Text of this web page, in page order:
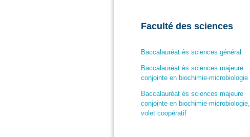
Faculté des sciences
Baccalauréat ès sciences général
Baccalauréat ès sciences majeure
conjointe en biochimie-microbiologie
Baccalauréat ès sciences majeure
conjointe en biochimie-microbiologie,
volet coopératif